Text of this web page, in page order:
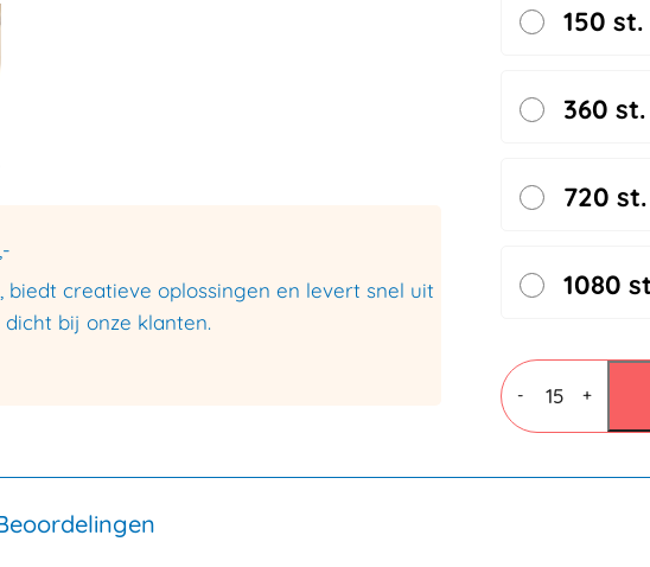
biedt creatieve oplossingen en levert snel uit
bij onze klanten.
150 st.
360 st.
720 st.
1080
-
Vouwdozen
7
mm
BC
golf
+